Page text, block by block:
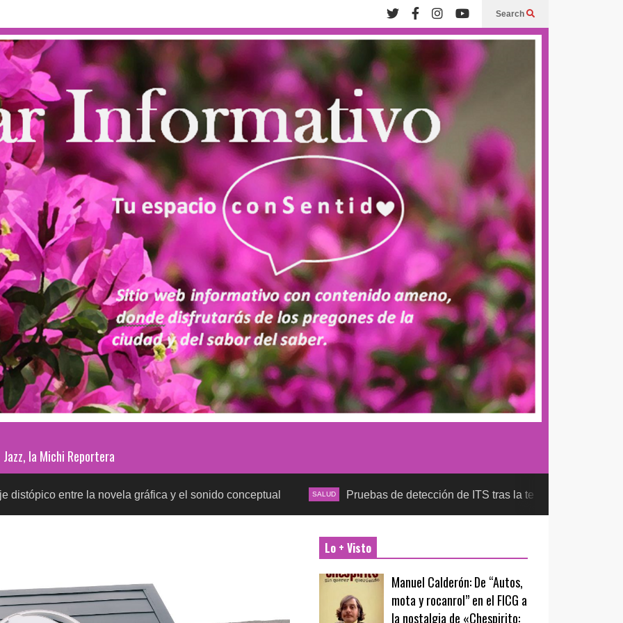
Search
Jazz, la Michi Reportera
la novela gráfica y el sonido conceptual SALUD Pruebas de detección de ITS tras la temporada futbolera,
Lo + Visto
Manuel Calderón: De “Autos,
mota y rocanrol” en el FICG a
la nostalgia de «Chespirito: